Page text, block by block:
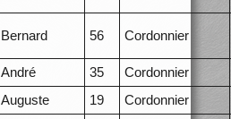
Bernard 56 Cordonnier
André 35
Cordonnier
Auguste 19 Cordonnier